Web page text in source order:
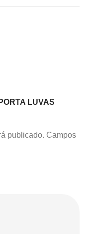
LUVAS
publicado. Campos